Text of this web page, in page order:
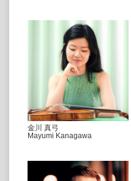
金川 真弓
Mayumi Kanagawa